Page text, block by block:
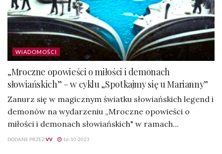
WIADOMOŚCI
„Mroczne opowieści o miłości i demonach
słowiańskich” – w cyklu „Spotkajmy się u Marianny”
Zanurz się w magicznym światku słowiańskich legend i
demonów na wydarzeniu „Mroczne opowieści o
miłości i demonach słowiańskich" w ramach...
DODANE PRZEZVV 16-10-2023